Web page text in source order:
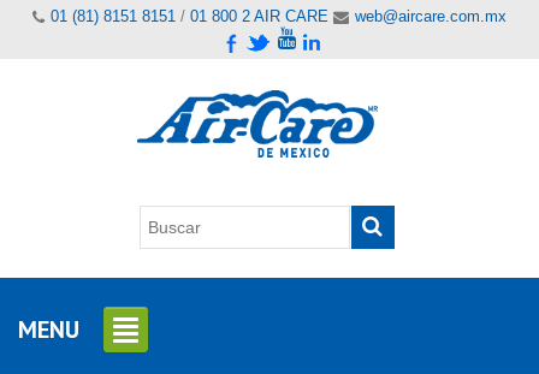
01 (81) 8151 8151 / 01 800 2 AIR CARE web@aircare.com.mx
MENU